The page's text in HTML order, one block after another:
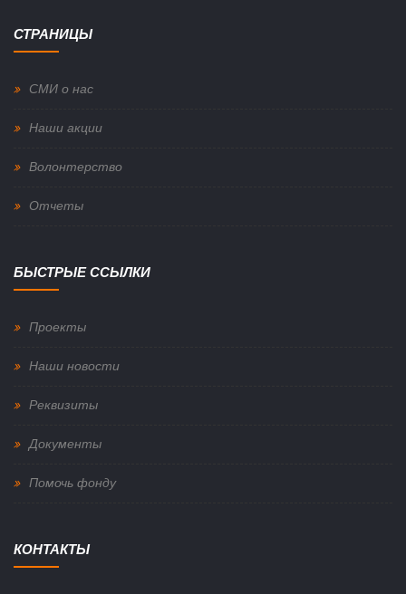
СТРАНИЦЫ
СМИ о нас
Наши акции
Волонтерство
Отчеты
БЫСТРЫЕ ССЫЛКИ
Проекты
Наши новости
Реквизиты
Документы
Помочь фонду
КОНТАКТЫ